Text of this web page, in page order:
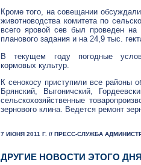
Кроме того, на совещании
животноводства комитета по
всего яровой сев был проведен
планового задания и на 24,9 тыс.
В текущем году погодные
кормовых культур.
К сенокосу приступили все районы
Брянский, Выгоничский,
сельскохозяйственные
зернового клина. Ведется ремонт
7 ИЮНЯ 2011 Г. // ПРЕСС-СЛУЖБА
ДРУГИЕ НОВОСТИ ЭТОГО